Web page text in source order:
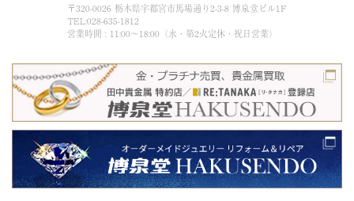
〒320-0026 栃木県宇都宮市馬場通り2-3-8 博泉堂ビル1F
TEL:028-635-1812
営業時間 : 11:00～18:00（水・第2火定休・祝日営業）